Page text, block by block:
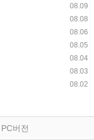
08.09
08.08
08.06
08.05
08.04
08.03
08.02
PC버전